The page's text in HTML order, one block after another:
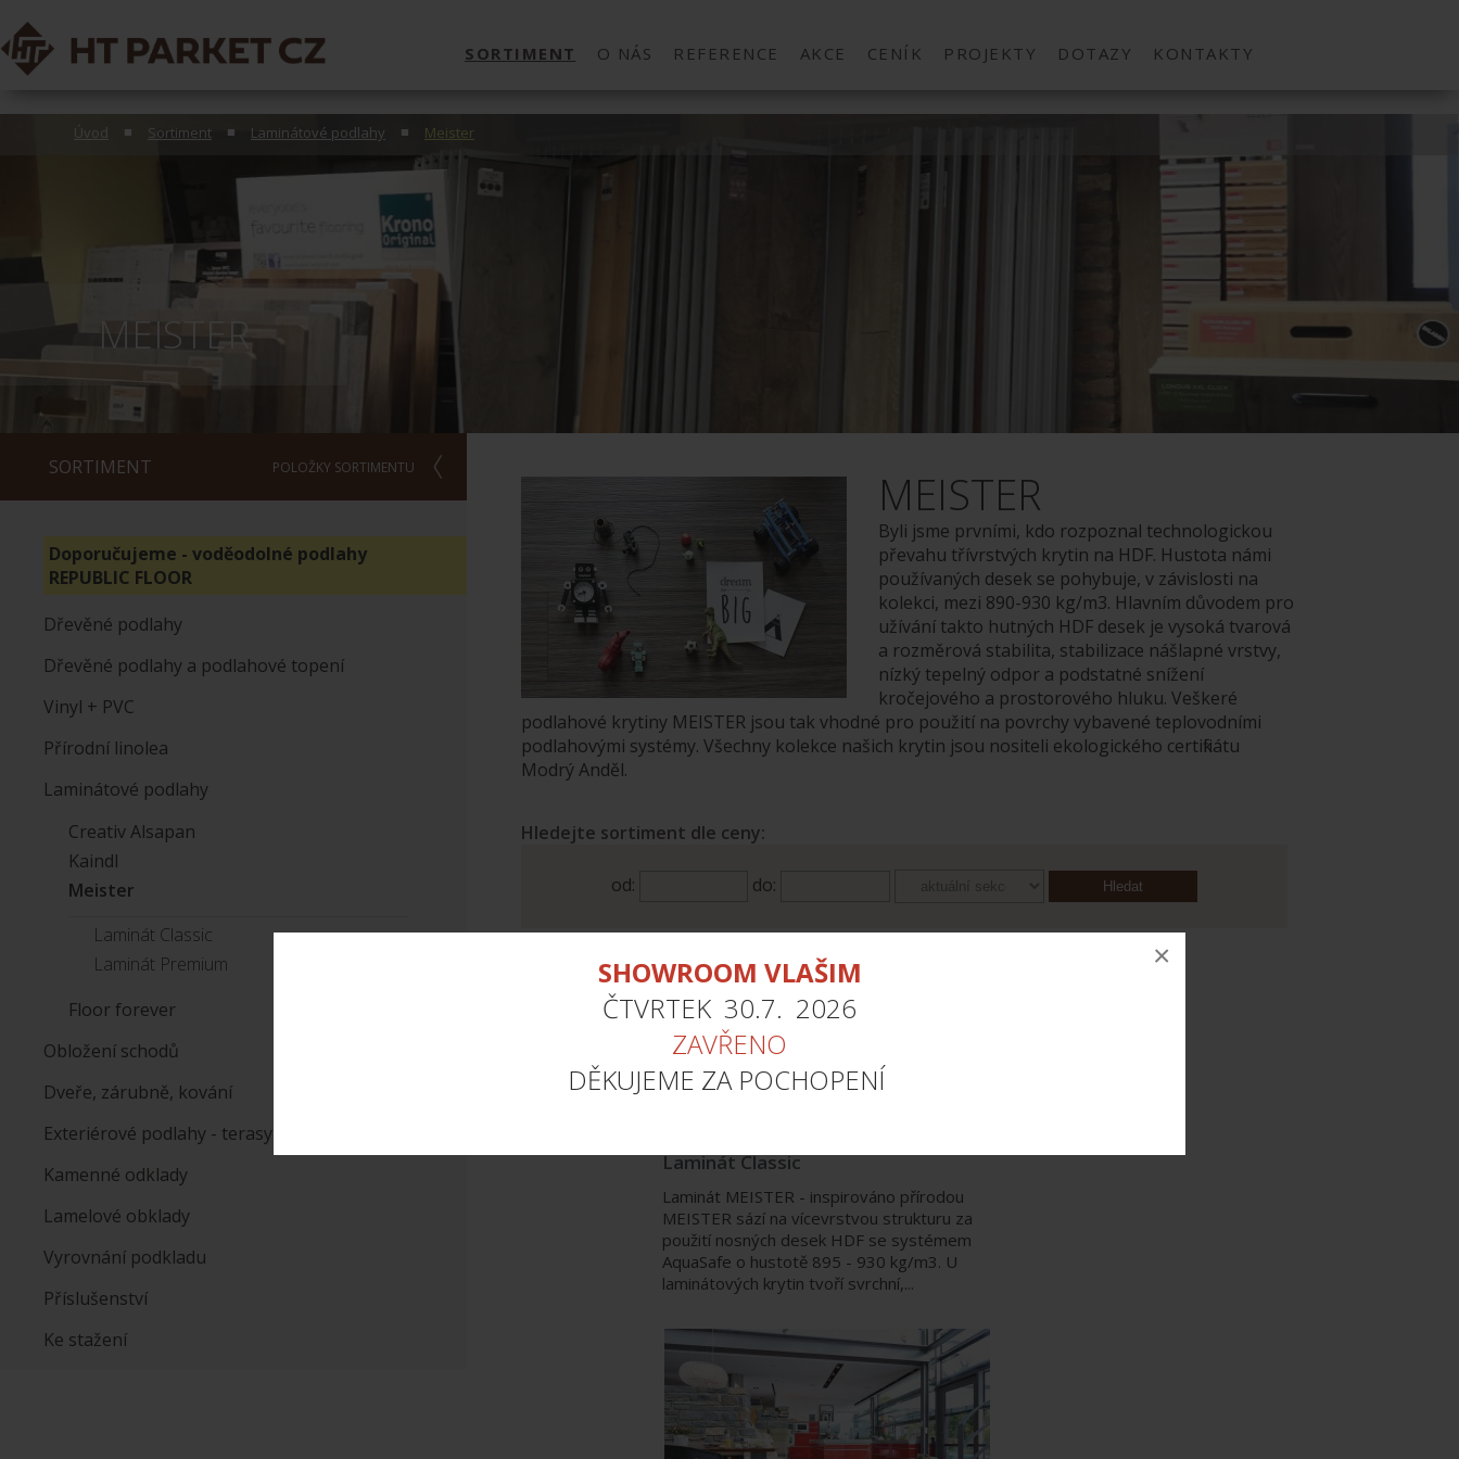
SHOWROOM VLAŠIM
ČTVRTEK 30.7. 2026
ZAVŘENO
DĚKUJEME ZA POCHOPENÍ
×
SORTIMENT O NÁS REFERENCE AKCE CENÍK PROJEKTY DOTAZY KONTAKTY
Úvod Sortiment Laminátové podlahy Meister
MEISTER
SORTIMENT POLOŽKY SORTIMENTU
Doporučujeme - voděodolné podlahy
REPUBLIC FLOOR
Dřevěné podlahy
Dřevěné podlahy a podlahové topení
Vinyl + PVC
Přírodní linolea
Laminátové podlahy
Creativ Alsapan
Kaindl
Meister
Laminát Classic
Laminát Premium
Floor forever
Obložení schodů
Dveře, zárubně, kování
Exteriérové podlahy - terasy
Kamenné odklady
Lamelové obklady
Vyrovnání podkladu
Příslušenství
Ke stažení
MEISTER
Byli jsme prvními, kdo rozpoznal technologickou
převahu třívrstvých krytin na HDF. Hustota námi
používaných desek se pohybuje, v závislosti na
kolekci, mezi 890-930 kg/m3. Hlavním důvodem pro
užívání takto hutných HDF desek je vysoká tvarová
a rozměrová stabilita, stabilizace nášlapné vrstvy,
nízký tepelný odpor a podstatné snížení
kročejového a prostorového hluku. Veškeré
podlahové krytiny MEISTER jsou tak vhodné pro použití na povrchy vybavené teplovodními
podlahovými systémy. Všechny kolekce našich krytin jsou nositeli ekologického certifikátu
Modrý Anděl.
Hledejte sortiment dle ceny:
od: do:
Laminát Classic
Laminát MEISTER - inspirováno přírodou
MEISTER sází na vícevrstvou strukturu za
použití nosných desek HDF se systémem
AquaSafe o hustotě 895 - 930 kg/m3. U
laminátových krytin tvoří svrchní,...